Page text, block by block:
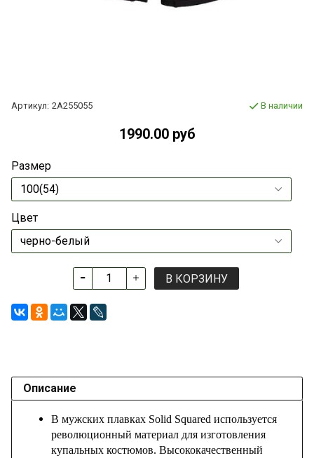
Артикул: 2A255055 В наличии
1990.00 руб
Размер
Цвет
В КОРЗИНУ
Описание
В мужских плавках Solid Squared используется
революционный материал для изготовления
купальных костюмов. Высококачественный